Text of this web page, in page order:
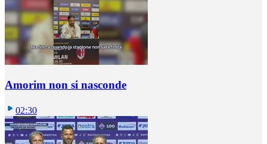
Amorim non si nasconde
02:30